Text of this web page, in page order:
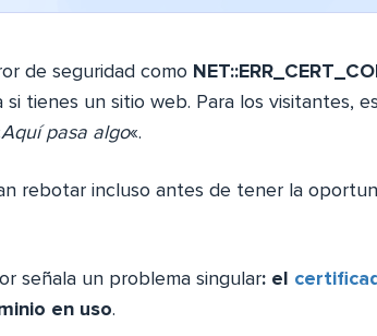
de seguridad como
tienes un sitio web. Para los visitantes,
Aquí pasa algo«.
rebotar incluso antes de tener la
señala un problema singular: el
en uso.